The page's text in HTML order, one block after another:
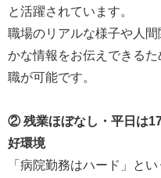
と活躍されています。
職場のリアルな様子や人
かな情報をお伝えできる
職が可能です。
② 残業ほぼなし・平日は
好環境
「病院勤務はハード」と